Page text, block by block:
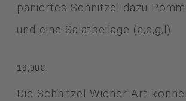
paniertes Schnitzel dazu
und eine Salatbeilage (a,c,g,l)
19,90€
Die Schnitzel Wiener Art